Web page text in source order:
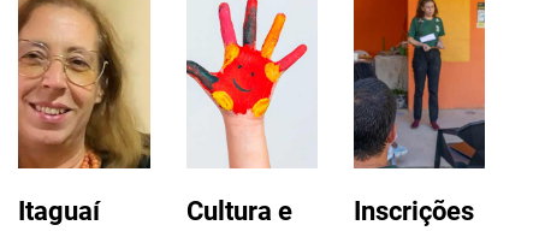
Itaguaí
Cultura e
Inscrições